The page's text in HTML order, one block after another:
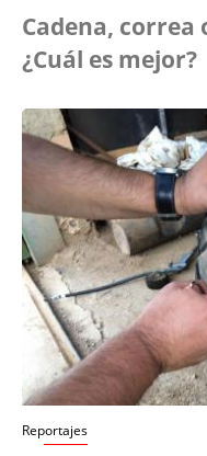
Cadena,
¿Cuál es mejor?
Reportajes